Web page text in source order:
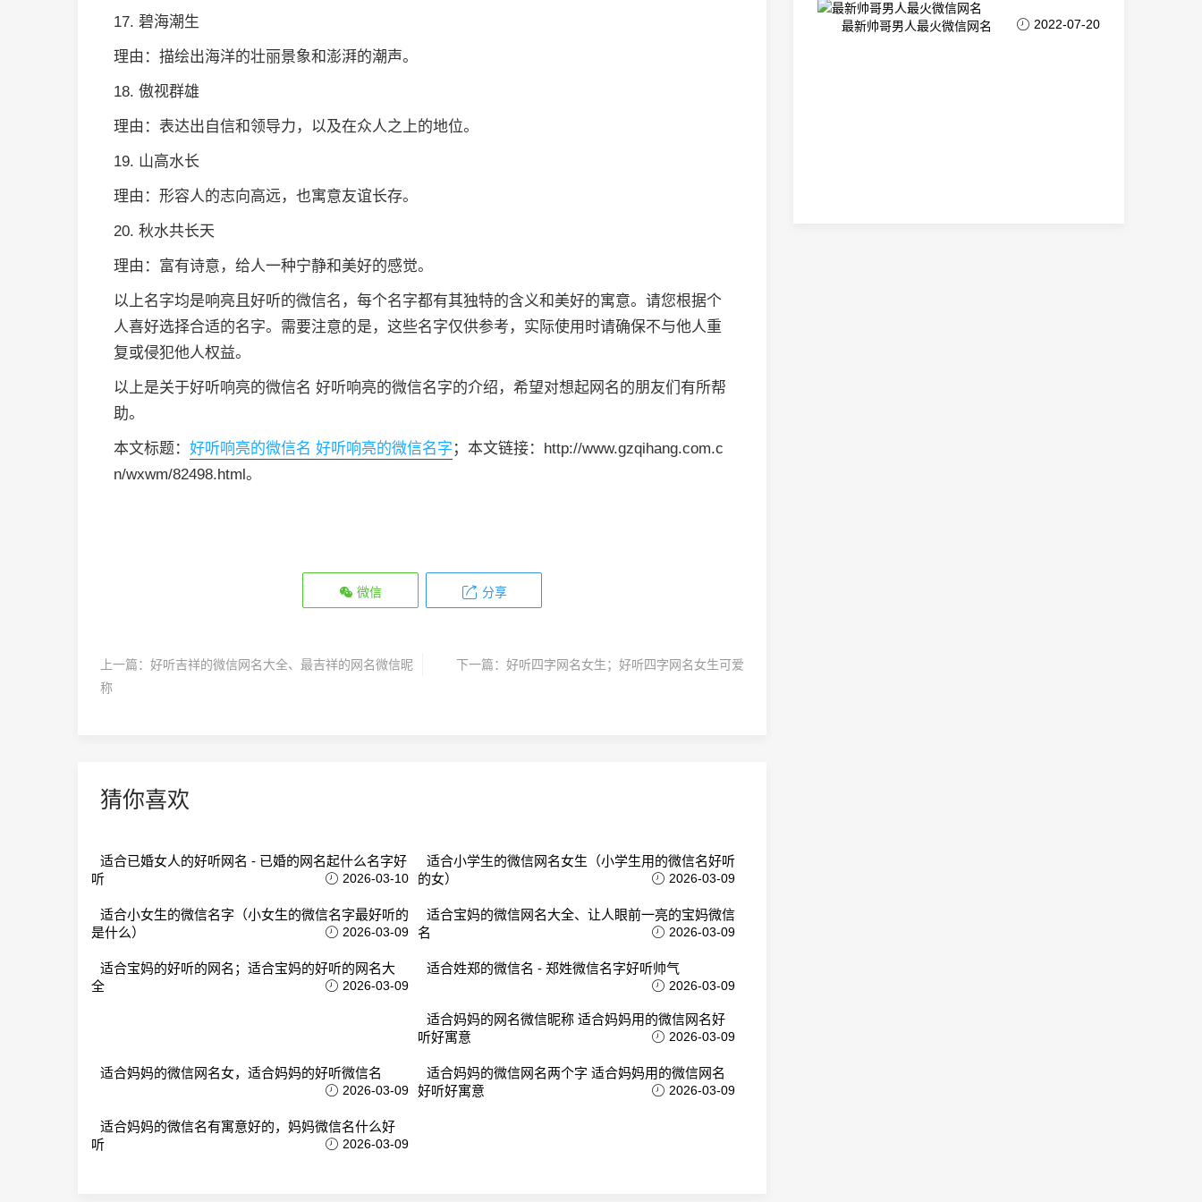
17. 碧海潮生
理由：描绘出海洋的壮丽景象和澎湃的潮声。
18. 傲视群雄
理由：表达出自信和领导力，以及在众人之上的地位。
19. 山高水长
理由：形容人的志向高远，也寓意友谊长存。
20. 秋水共长天
理由：富有诗意，给人一种宁静和美好的感觉。
以上名字均是响亮且好听的微信名，每个名字都有其独特的含义和美好的寓意。请您根据个
人喜好选择合适的名字。需要注意的是，这些名字仅供参考，实际使用时请确保不与他人重
复或侵犯他人权益。
以上是关于好听响亮的微信名 好听响亮的微信名字的介绍，希望对想起网名的朋友们有所帮
助。
本文标题： 好听响亮的微信名 好听响亮的微信名字 ；本文链接：http://www.gzqihang.com.c
n/wxwm/82498.html。
微信 分享
上一篇： 好听吉祥的微信网名大全、最吉祥的网名微信昵
称
下一篇： 好听四字网名女生；好听四字网名女生可爱
猜你喜欢
适合已婚女人的好听网名 - 已婚的网名起什么名字好
听
2026-03-10
适合小学生的微信网名女生（小学生用的微信名好听
的女）
2026-03-09
适合小女生的微信名字（小女生的微信名字最好听的
是什么）
2026-03-09
适合宝妈的微信网名大全、让人眼前一亮的宝妈微信
名
2026-03-09
适合宝妈的好听的网名；适合宝妈的好听的网名大
全
2026-03-09
适合姓郑的微信名 - 郑姓微信名字好听帅气
2026-03-09
适合妈妈的网名微信昵称 适合妈妈用的微信网名好
听好寓意
2026-03-09
适合妈妈的微信网名女，适合妈妈的好听微信名
2026-03-09
适合妈妈的微信网名两个字 适合妈妈用的微信网名
好听好寓意
2026-03-09
适合妈妈的微信名有寓意好的，妈妈微信名什么好
听
2026-03-09
最新帅哥男人最火微信网名 2022-07-20